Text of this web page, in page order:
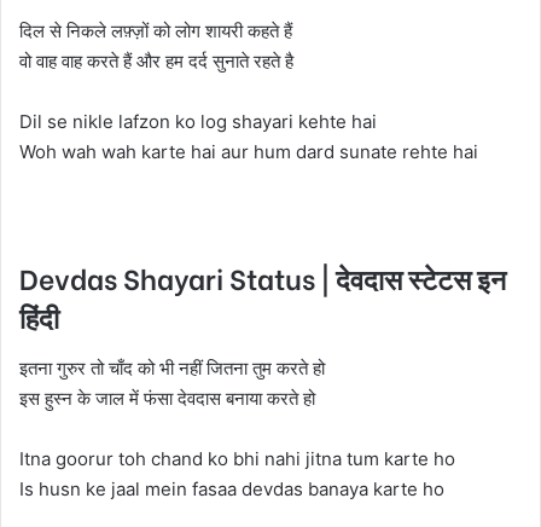
दिल से निकले लफ़्ज़ों को लोग शायरी कहते हैं
वो वाह वाह करते हैं और हम दर्द सुनाते रहते है
Dil se nikle lafzon ko log shayari kehte hai
Woh wah wah karte hai aur hum dard sunate rehte hai
Devdas Shayari Status | देवदास स्टेटस इन
हिंदी
इतना गुरुर तो चाँद को भी नहीं जितना तुम करते हो
इस हुस्न के जाल में फंसा देवदास बनाया करते हो
Itna goorur toh chand ko bhi nahi jitna tum karte ho
Is husn ke jaal mein fasaa devdas banaya karte ho